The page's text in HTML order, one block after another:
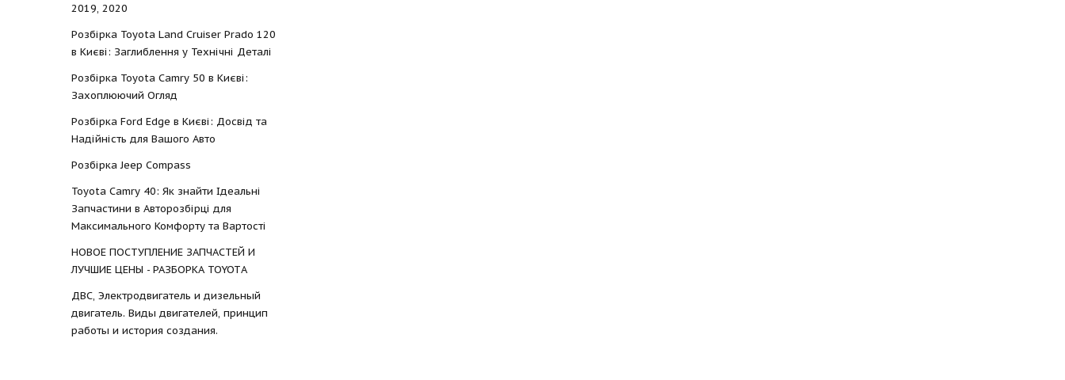
2019, 2020
Розбірка Toyota Land Cruiser Prado 120
в Києві: Заглиблення у Технічні Деталі
Розбірка Toyota Camry 50 в Києві:
Захоплюючий Огляд
Розбірка Ford Edge в Києві: Досвід та
Надійність для Вашого Авто
Розбірка Jeep Compass
Toyota Camry 40: Як знайти Ідеальні
Запчастини в Авторозбірці для
Максимального Комфорту та Вартості
НОВОЕ ПОСТУПЛЕНИЕ ЗАПЧАСТЕЙ И
ЛУЧШИЕ ЦЕНЫ - РАЗБОРКА TOYOTА
ДВС, Электродвигатель и дизельный
двигатель. Виды двигателей, принцип
работы и история создания.